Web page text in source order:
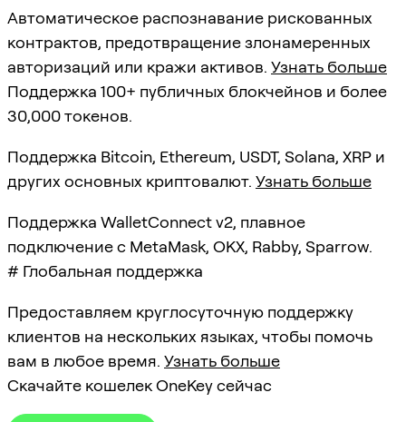
Автоматическое распознавание рискованных
контрактов, предотвращение злонамеренных
авторизаций или кражи активов. Узнать больше
Поддержка 100+ публичных блокчейнов и более
30,000 токенов.
Поддержка Bitcoin, Ethereum, USDT, Solana, XRP и
других основных криптовалют. Узнать больше
Поддержка WalletConnect v2, плавное
подключение с MetaMask, OKX, Rabby, Sparrow.
# Глобальная поддержка
Предоставляем круглосуточную поддержку
клиентов на нескольких языках, чтобы помочь
вам в любое время. Узнать больше
Скачайте кошелек OneKey сейчас